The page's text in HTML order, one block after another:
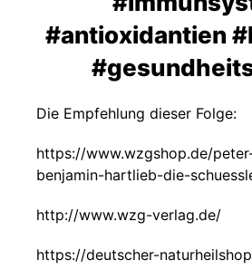
#antioxidantien
Die Empfehlung dieser Folge:
https://www.wzgshop.de/
benjamin-hartlieb-die-
http://www.wzg-verlag.de/
https://deutscher-